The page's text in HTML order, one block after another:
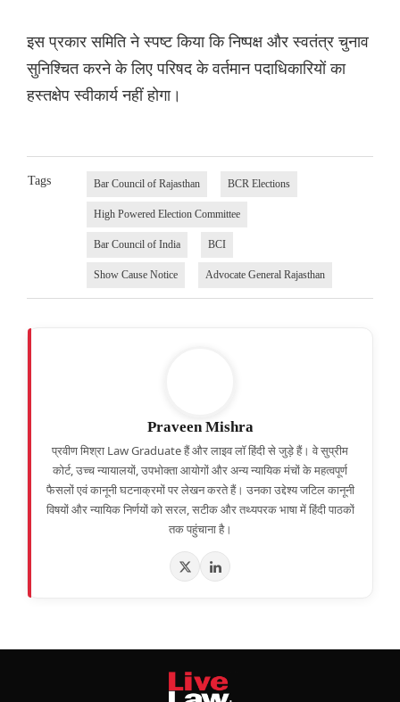
इस प्रकार समिति ने स्पष्ट किया कि निष्पक्ष और स्वतंत्र चुनाव
सुनिश्चित करने के लिए परिषद के वर्तमान पदाधिकारियों का
हस्तक्षेप स्वीकार्य नहीं होगा।
Tags Bar Council of Rajasthan BCR Elections
High Powered Election Committee
Bar Council of India BCI
Show Cause Notice Advocate General Rajasthan
Praveen Mishra
प्रवीण मिश्रा Law Graduate हैं और लाइव लॉ हिंदी से जुड़े हैं। वे सुप्रीम
कोर्ट, उच्च न्यायालयों, उपभोक्ता आयोगों और अन्य न्यायिक मंचों के महत्वपूर्ण
फैसलों एवं कानूनी घटनाक्रमों पर लेखन करते हैं। उनका उद्देश्य जटिल कानूनी
विषयों और न्यायिक निर्णयों को सरल, सटीक और तथ्यपरक भाषा में हिंदी पाठकों
तक पहुंचाना है।